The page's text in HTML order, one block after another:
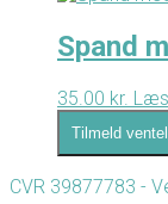
Spand
35.00 kr.
Tilmeld
CVR 39877783 -